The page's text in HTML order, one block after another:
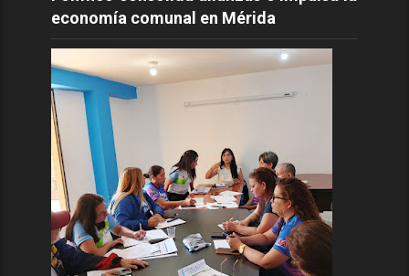
economía comunal en Mérida